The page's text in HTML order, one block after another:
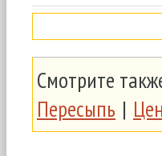
Смотрите
Пересыпь |